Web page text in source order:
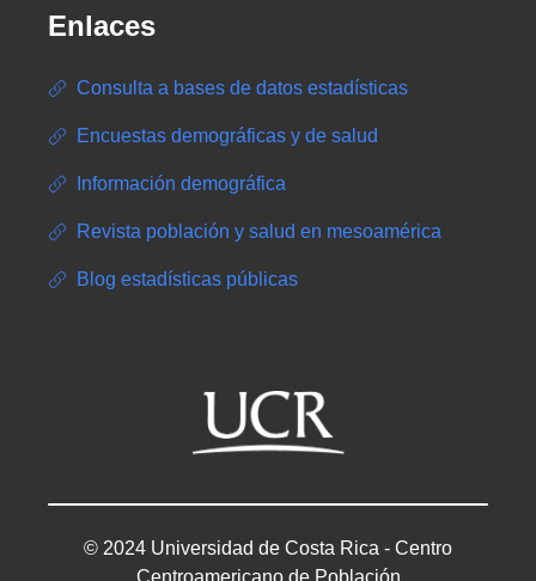
Enlaces
Consulta a bases de datos estadísticas
Encuestas demográficas y de salud
Información demográfica
Revista población y salud en mesoamérica
Blog estadísticas públicas
© 2024 Universidad de Costa Rica - Centro
Centroamericano de Población